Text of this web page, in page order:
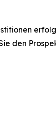
den